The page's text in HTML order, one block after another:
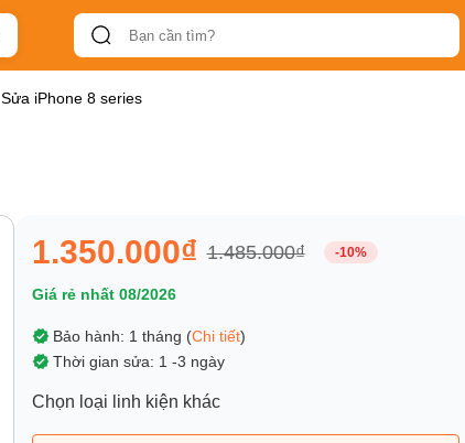
Sửa iPhone 8 series
1.350.000₫ 1.485.000₫ -10%
Giá rẻ nhất 08/2026
Bảo hành: 1 tháng (Chi tiết)
Thời gian sửa: 1 -3 ngày
Chọn loại linh kiện khác